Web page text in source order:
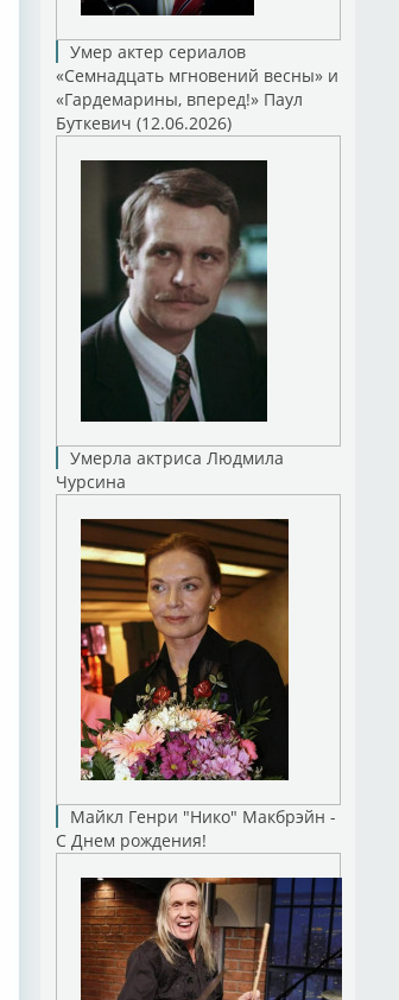
Умер актер сериалов
«Семнадцать мгновений весны» и
«Гардемарины, вперед!» Паул
Буткевич (12.06.2026)
Умерла актриса Людмила
Чурсина
Майкл Генри "Нико" Макбрэйн -
С Днем рождения!